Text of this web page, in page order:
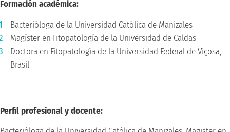
Formación académica:
Bacterióloga de la Universidad Católica de Manizales
Magíster en Fitopatología de la Universidad de Caldas
Doctora en Fitopatología de la Universidad Federal de Viçosa,
Brasil
Perfil profesional y docente: